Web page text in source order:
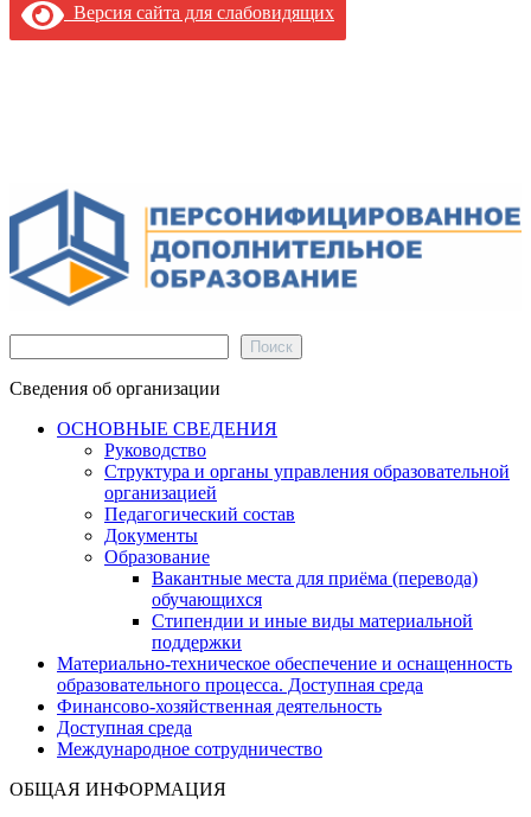
Версия сайта для слабовидящих
Поиск
Сведения об организации
ОСНОВНЫЕ СВЕДЕНИЯ
Руководство
Структура и органы управления образовательной
организацией
Педагогический состав
Документы
Образование
Вакантные места для приёма (перевода)
обучающихся
Стипендии и иные виды материальной
поддержки
Материально-техническое обеспечение и оснащенность
образовательного процесса. Доступная среда
Финансово-хозяйственная деятельность
Доступная среда
Международное сотрудничество
ОБЩАЯ ИНФОРМАЦИЯ